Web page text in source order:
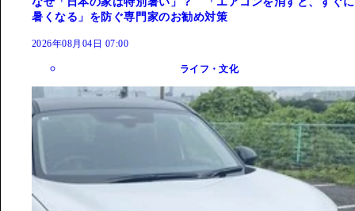
暑くなる」を防ぐ専門家のお勧め対策
2026年08月04日 07:00
ライフ・文化